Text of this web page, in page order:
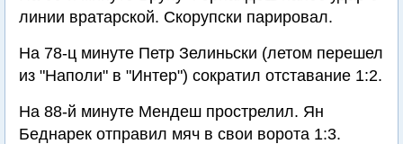
линии вратарской. Скорупски парировал.
На 78-ц минуте Петр Зелиньски (летом перешел
из "Наполи" в "Интер") сократил отставание 1:2.
На 88-й минуте Мендеш прострелил. Ян
Беднарек отправил мяч в свои ворота 1:3.